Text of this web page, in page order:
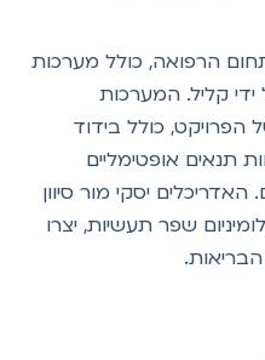
הרפואה, כולל מערכות
קליל. המערכות
כולל בידוד
אופטימליים
יסקי מור סיוון
שפר תעשיות, יצרו